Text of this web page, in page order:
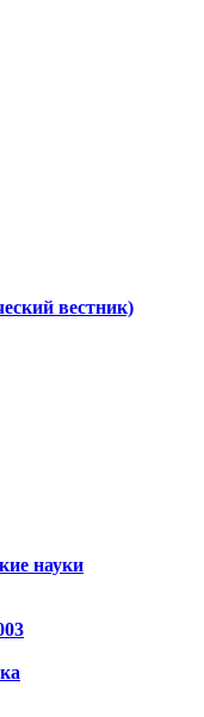
вестник)
науки